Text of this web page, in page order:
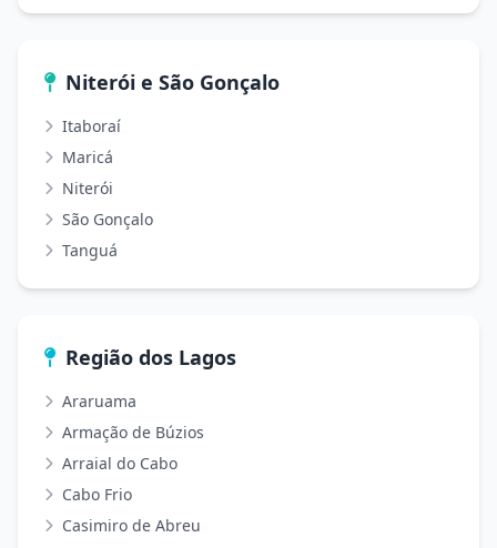
Niterói e São Gonçalo
Itaboraí
Maricá
Niterói
São Gonçalo
Tanguá
Região dos Lagos
Araruama
Armação de Búzios
Arraial do Cabo
Cabo Frio
Casimiro de Abreu